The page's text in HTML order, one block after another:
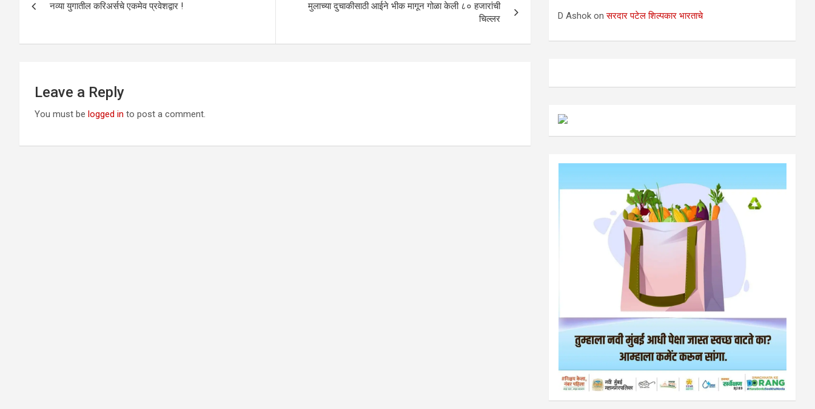
navigation
नव्या युगातील करिअर्सचे एकमेव प्रवेशद्वार !
मुलाच्या दुचाकीसाठी आईने भीक मागून गोळा केली ८० हजारांची
चिल्लर
Leave a Reply
You must be logged in to post a comment.
D Ashok onसरदार पटेल शिल्पकार भारताचे